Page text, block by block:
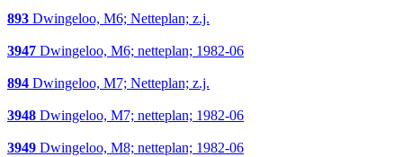
893 Dwingeloo, M6; Netteplan; z.j.
3947 Dwingeloo, M6; netteplan; 1982-06
894 Dwingeloo, M7; Netteplan; z.j.
3948 Dwingeloo, M7; netteplan; 1982-06
3949 Dwingeloo, M8; netteplan; 1982-06